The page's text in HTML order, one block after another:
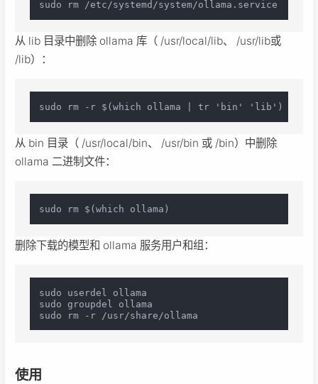
从 lib 目录中删除 ollama 库（ /usr/local/lib、 /usr/lib或
/lib）：
从 bin 目录（ /usr/local/bin、 /usr/bin 或 /bin）中删除
ollama 二进制文件：
删除下载的模型和 ollama 服务用户和组：
sudo userdel ollama
sudo groupdel ollama
使用